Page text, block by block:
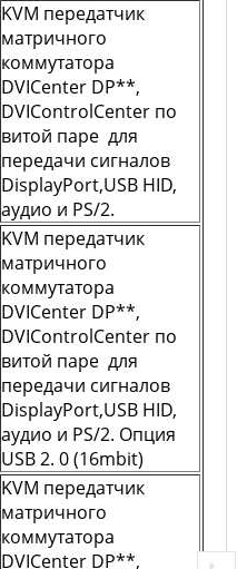
KVM передатчик
матричного
коммутатора
DVICenter DP**,
DVIControlCenter по
витой паре для
передачи сигналов
DisplayPort,USB HID,
аудио и PS/2.
KVM передатчик
матричного
коммутатора
DVICenter DP**,
DVIControlCenter по
витой паре для
передачи сигналов
DisplayPort,USB HID,
аудио и PS/2. Опция
USB 2. 0 (16mbit)
KVM передатчик
матричного
коммутатора
DVICenter DP**,